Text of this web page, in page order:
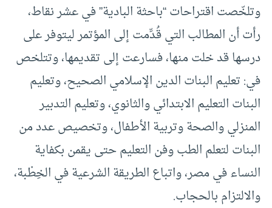
وتلخّصت اقتراحات “باحثة البادية” في عشر نقاط،
رأت أن المطالب التي قُدِّمت إلى المؤتمر ليتوفر على
درسها قد خلت منها، فسارعت إلى تقديمها، وتتلخص
في: تعليم البنات الدين الإسلامي الصحيح، وتعليم
البنات التعليم الابتدائي والثانوي، وتعليم التدبير
المنزلي والصحة وتربية الأطفال، وتخصيص عدد من
البنات لتعلم الطب وفن التعليم حتى يقمن بكفاية
النساء في مصر، واتباع الطريقة الشرعية في الخِطْبة،
والالتزام بالحجاب.